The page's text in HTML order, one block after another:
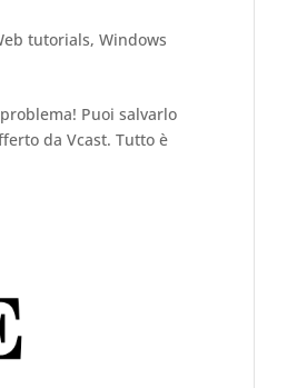
tutorials,Windows
Puoi salvarlo
da Vcast. Tutto è